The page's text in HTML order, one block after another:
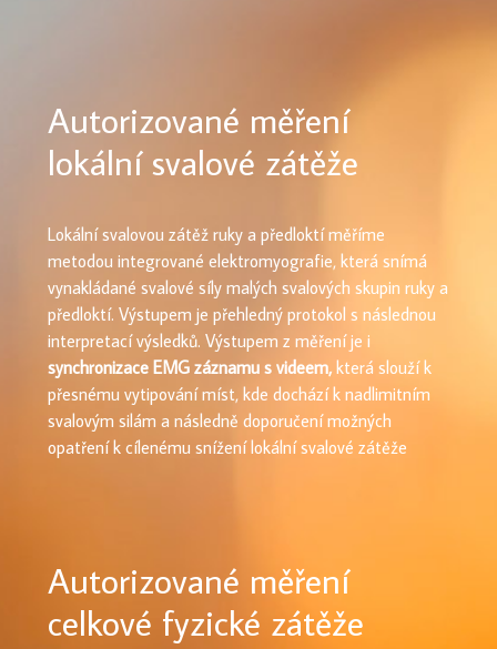
Autorizované měření
lokální svalové zátěže
Lokální svalovou zátěž ruky a předloktí měříme
metodou integrované elektromyografie, která snímá
vynakládané svalové síly malých svalových skupin ruky a
předloktí. Výstupem je přehledný protokol s následnou
interpretací výsledků. Výstupem z měření je i
synchronizace EMG záznamu s videem,která slouží k
přesnému vytipování míst, kde dochází k nadlimitním
svalovým silám a následně doporučení možných
opatření k cílenému snížení lokální svalové zátěže
Autorizované měření
celkové fyzické zátěže